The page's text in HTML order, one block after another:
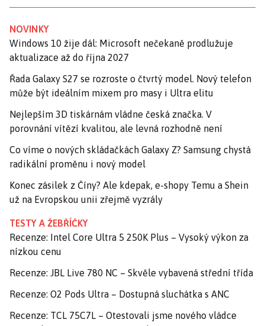
NOVINKY
Windows 10 žije dál: Microsoft nečekaně prodlužuje
aktualizace až do října 2027
Řada Galaxy S27 se rozroste o čtvrtý model. Nový telefon
může být ideálním mixem pro masy i Ultra elitu
Nejlepším 3D tiskárnám vládne česká značka. V
porovnání vítězí kvalitou, ale levná rozhodně není
Co víme o nových skládačkách Galaxy Z? Samsung chystá
radikální proměnu i nový model
Konec zásilek z Číny? Ale kdepak, e-shopy Temu a Shein
už na Evropskou unii zřejmě vyzrály
TESTY A ŽEBŘÍČKY
Recenze: Intel Core Ultra 5 250K Plus – Vysoký výkon za
nízkou cenu
Recenze: JBL Live 780 NC – Skvěle vybavená střední třída
Recenze: O2 Pods Ultra – Dostupná sluchátka s ANC
Recenze: TCL 75C7L – Otestovali jsme nového vládce